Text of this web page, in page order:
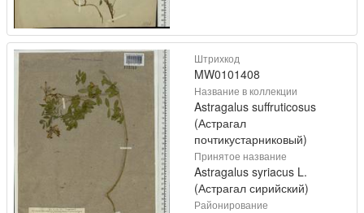
Штрихкод
MW0101408
Название в коллекции
Astragalus suffruticosus
(Астрагал
почтикустарниковый)
Принятое название
Astragalus syriacus L.
(Астрагал сирийский)
Районирование